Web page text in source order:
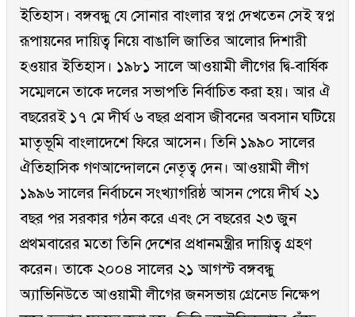
ইতিহাস। বঙ্গবন্ধু যে সোনার বাংলার স্বপ্ন দেখতেন সেই স্বপ্ন
রূপায়নের দায়িত্ব নিয়ে বাঙালি জাতির আলোর দিশারী
হওয়ার ইতিহাস। ১৯৮১ সালে আওয়ামী লীগের দ্বি-বার্ষিক
সম্মেলনে তাকে দলের সভাপতি নির্বাচিত করা হয়। আর ঐ
বছরেরই ১৭ মে দীর্ঘ ৬ বছর প্রবাস জীবনের অবসান ঘটিয়ে
মাতৃভূমি বাংলাদেশে ফিরে আসেন। তিনি ১৯৯০ সালের
ঐতিহাসিক গণআন্দোলনে নেতৃত্ব দেন। আওয়ামী লীগ
১৯৯৬ সালের নির্বাচনে সংখ্যাগরিষ্ঠ আসন পেয়ে দীর্ঘ ২১
বছর পর সরকার গঠন করে এবং সে বছরের ২৩ জুন
প্রথমবারের মতো তিনি দেশের প্রধানমন্ত্রীর দায়িত্ব গ্রহণ
করেন। তাকে ২০০৪ সালের ২১ আগস্ট বঙ্গবন্ধু
অ্যাভিনিউতে আওয়ামী লীগের জনসভায় গ্রেনেড নিক্ষেপ